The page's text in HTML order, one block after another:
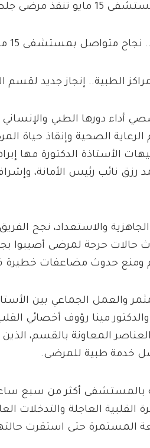
خلال العيد
متواصل بمستشفى 15 مايو التخصصي
الطبية.. إنجاز جديد لقسم
15 مايو التخصصي أداء دورها الطبي
الصحية وإنقاذ حياة
الأستاذة الدكتورة مها
رزق نائب رئيس الأمانة،
والاستعداد، نجح
حالات حرجة لمرضى أصيبوا
ومنع حدوث مضاعفات خطيرة
والعمل الجماعي بين
مينا رؤوف أخصائي
المعاونة بالقسم،
خدمة طبية للمرضى.
بالمستشفى أكثر من سبع
العاجلة والتدخلات
المستمرة حتى استقرت